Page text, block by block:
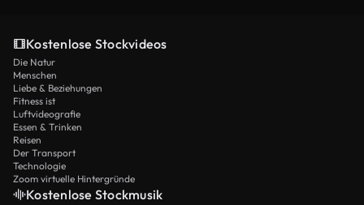
Kostenlose Stockvideos
Die Natur
Menschen
Liebe & Beziehungen
Fitness ist
Luftvideografie
Essen & Trinken
Reisen
Der Transport
Technologie
Zoom virtuelle Hintergründe
Kostenlose Stockmusik